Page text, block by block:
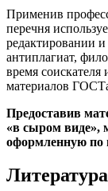
Применив
перечня
редактировании и
антиплагиат,
время
материалов
Предоставив
«в сыром виде»,
оформленную по